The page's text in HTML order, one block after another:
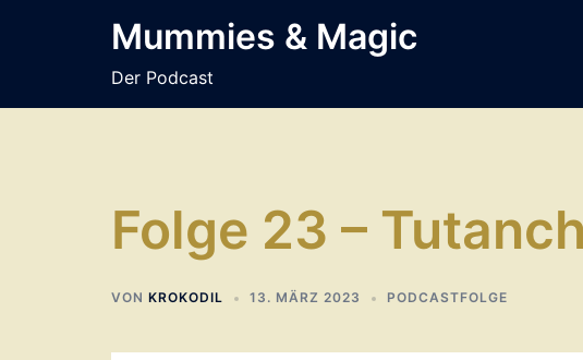
Mummies & Magic
Der Podcast
Folge 23 –
VON KROKODIL 13. MÄRZ 2023 PODCASTFOLGE